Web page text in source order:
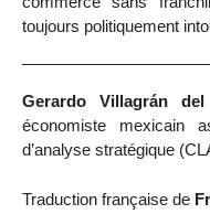
toujours politiquement
Gerardo Villagrán del
économiste mexicain
d’analyse stratégique
Traduction française de